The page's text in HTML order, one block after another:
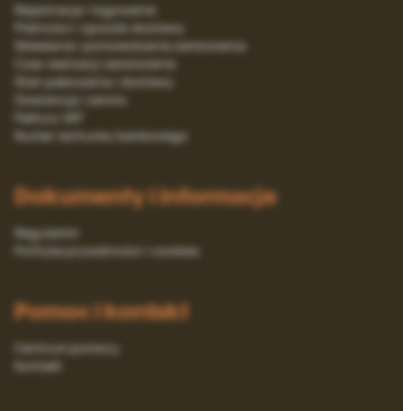
Rejestracja i logowanie
Platności i sposób dostawy
Składanie i potwierdzanie zamówienia
Czas realizacji zamówienia
Stan pakowania i dostawy
Gwarancja i serwis
Faktury VAT
Numer rachunku bankowego
Dokumenty i informacje
Regulamin
Polityka prywatności i cookies
Pomoc i kontakt
Centrum pomocy
Kontakt